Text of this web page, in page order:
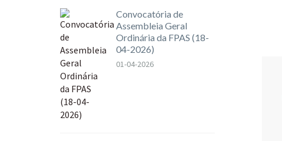
Convocatória de
Assembleia Geral
Ordinária da FPAS (18-
04-2026)
01-04-2026